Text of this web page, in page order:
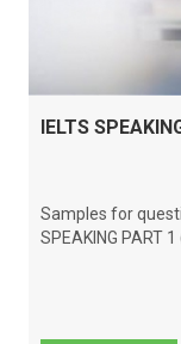
IELTS
Samples for
SPEAKING PART